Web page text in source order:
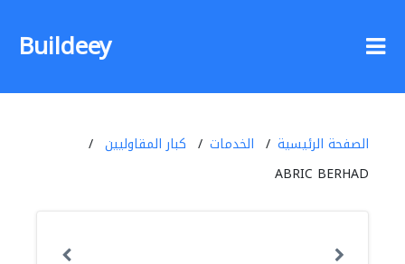
Buildeey
الصفحة الرئيسية الخدمات
كبار المقاوليين
ABRIC BERHAD